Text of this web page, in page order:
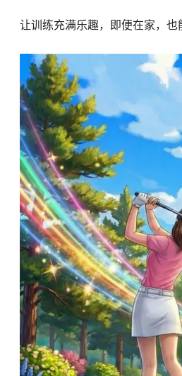
让训练充满乐趣，即便在家，也